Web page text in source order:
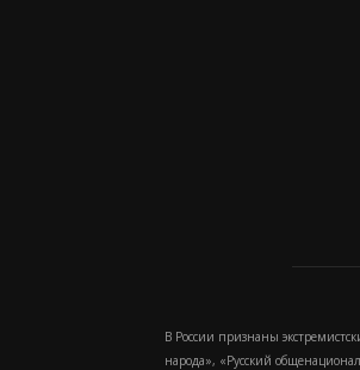
В России признаны
народа», «Русский